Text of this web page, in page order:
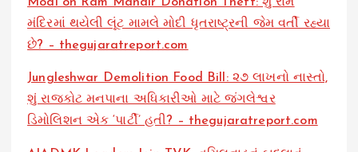
Modi on Ram Mandir Donation Theft: શું રામ
મંદિરમાં થયેલી લૂંટ મામલે મોદી ધૃતરાષ્ટ્રની જેમ વર્તી રહ્યા
છે? – thegujaratreport.com
Jungleshwar Demolition Food Bill: ૨૭ લાખનો નાસ્તો,
શું રાજકોટ મનપાના અધિકારીઓ માટે જંગલેશ્વર
ડિમોલિશન એક ‘પાર્ટી’ હતી? – thegujaratreport.com